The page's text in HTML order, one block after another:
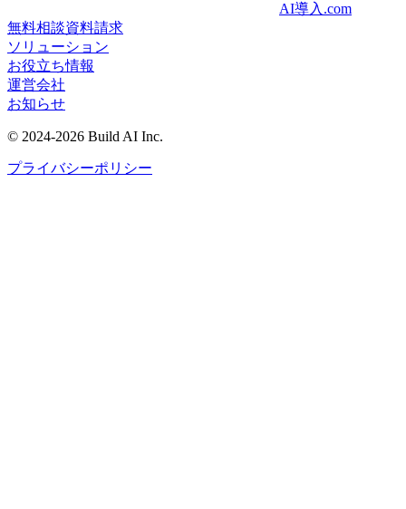
AI導入.com
無料相談資料請求
ソリューション
お役立ち情報
運営会社
お知らせ
© 2024-2026 Build AI Inc.
プライバシーポリシー